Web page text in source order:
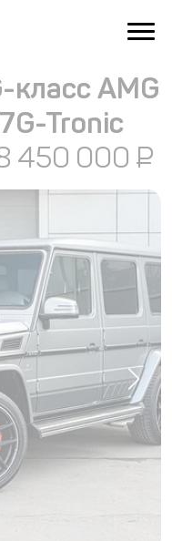
класс AMG
Tronic
450 000 ₽